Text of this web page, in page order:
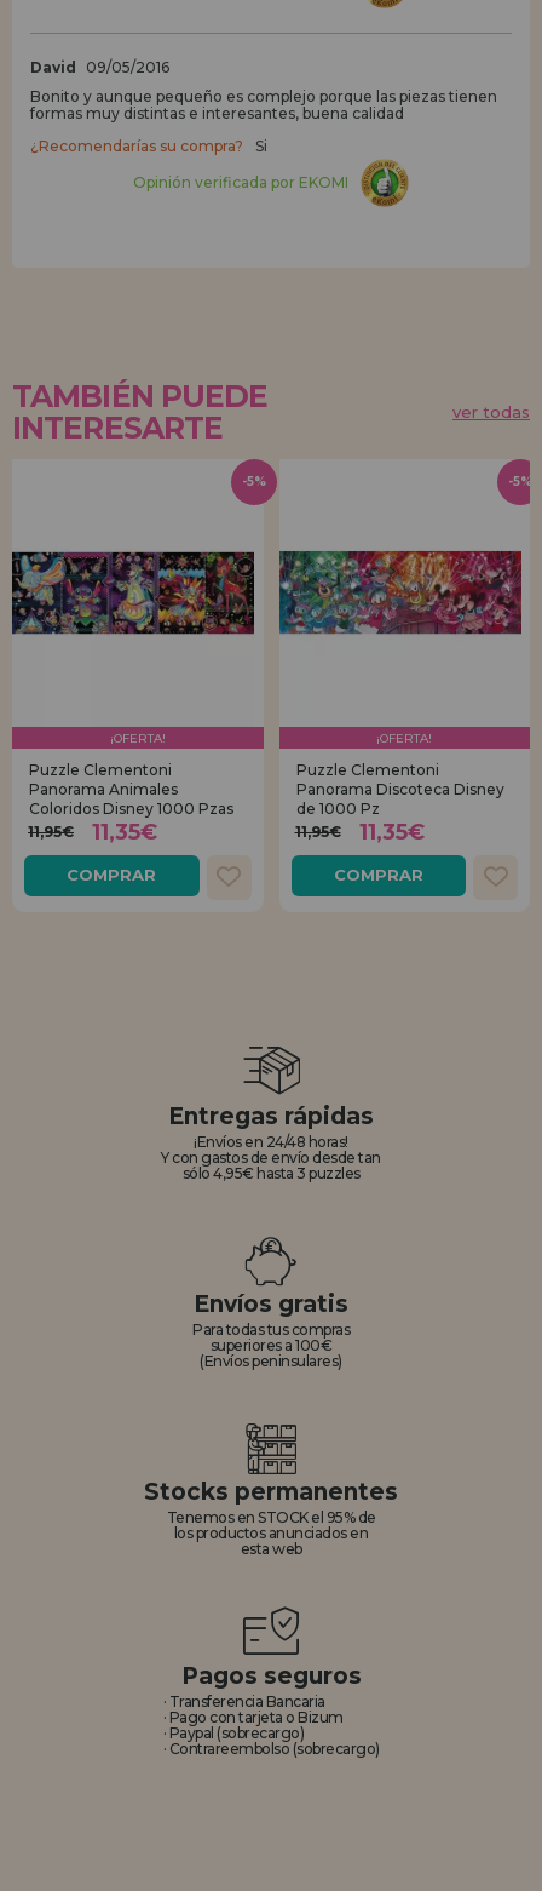
David
09/05/2016
Bonito y aunque pequeño es complejo porque las piezas tienen
formas muy distintas e interesantes, buena calidad
¿Recomendarías su compra?
Si
Opinión verificada por EKOMI
TAMBIÉN PUEDE
INTERESARTE
ver todas
¡OFERTA!
Puzzle Clementoni
Panorama Animales
Coloridos Disney 1000 Pzas
11,95€
11,35€
COMPRAR
-5%
¡OFERTA!
Puzzle Clementoni
Panorama Discoteca Disney
de 1000 Pz
11,95€
11,35€
COMPRAR
-5%
Entregas rápidas
¡Envíos en 24/48 horas!
Y con gastos de envío desde tan
sólo 4,95€ hasta 3 puzzles
Envíos gratis
Para todas tus compras
superiores a 100€
(Envíos peninsulares)
Stocks permanentes
Tenemos en STOCK el 95% de
los productos anunciados en
esta web
Pagos seguros
· Transferencia Bancaria
· Pago con tarjeta o Bizum
· Paypal (sobrecargo)
· Contrareembolso (sobrecargo)